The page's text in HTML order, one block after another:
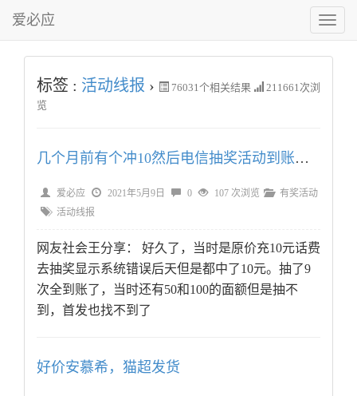
切
换
菜
爱必应
标签 : 活动线报 › 76031个相关结果
211661次浏
览
几个月前有个冲10然后电信抽奖活动到账了……
爱必应 2021年5月9日 0 107 次浏览
有奖活动
活动线报
网友社会王分享： 好久了，当时是原价充10元话费
去抽奖显示系统错误后天但是都中了10元。抽了9
次全到账了，当时还有50和100的面额但是抽不
到，首发也找不到了
好价安慕希，猫超发货